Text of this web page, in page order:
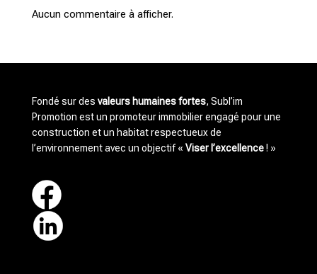
Aucun commentaire à afficher.
Fondé sur des valeurs humaines fortes, Subl’im
Promotion est un promoteur immobilier engagé pour une
construction et un habitat respectueux de
l’environnement avec un objectif « Viser l’excellence! »